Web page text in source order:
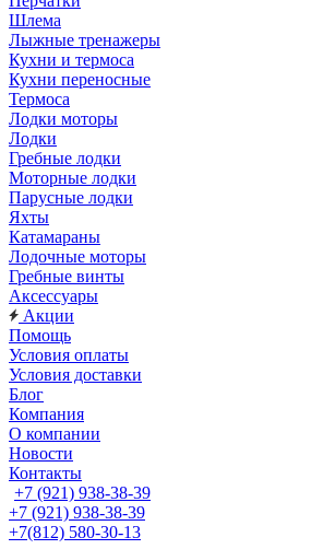
Шлема
Лыжные тренажеры
Кухни и термоса
Кухни переносные
Термоса
Лодки моторы
Лодки
Гребные лодки
Моторные лодки
Парусные лодки
Яхты
Катамараны
Лодочные моторы
Гребные винты
Аксессуары
Акции
Помощь
Условия оплаты
Условия доставки
Блог
Компания
О компании
Новости
Контакты
+7 (921) 938-38-39
+7 (921) 938-38-39
+7(812) 580-30-13